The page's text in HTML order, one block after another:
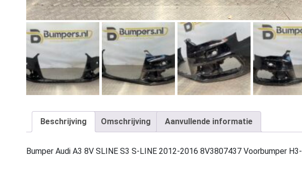
Beschrijving Omschrijving Aanvullende informatie
Bumper Audi A3 8V SLINE S3 S-LINE 2012-2016 8V3807437 Voorbumper